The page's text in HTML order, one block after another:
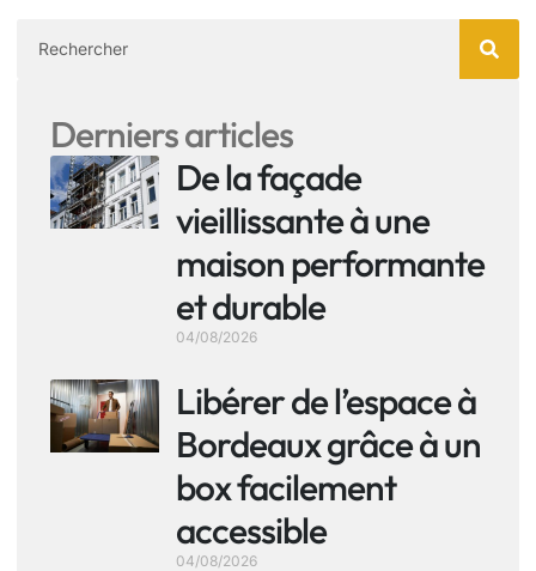
Derniers articles
De la façade
vieillissante à une
maison performante
et durable
04/08/2026
Libérer de l’espace à
Bordeaux grâce à un
box facilement
accessible
04/08/2026